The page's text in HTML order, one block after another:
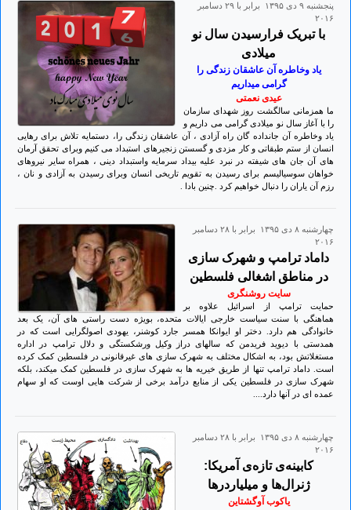
پنجشنبه ۹ دی ۱۳۹۵ برابر با ۲۹ دسامبر
۲۰۱۶
با تبریک فرارسیدن سال نو
میلادی
یاد وخاطره آن عاشقان زندگی را
گرامی میداریم
عیدی نعمتی
ما همزمانی سالگشت روز شهدای سازمان
را با آغاز سال نو میلادی گرامی می داریم و
یاد وخاطره آن جانداده گان راه آزادی ، آن عاشقان زندگی را، دستمایه تلاش برای رهایی
انسان از ستم طبقاتی و کار مزدی و گسستن زنجیرهای استبداد می کنیم وبرای تحقق آرمان
های آن جان های شیفته در نبرد علیه بیداد سرمایه واستبداد دینی ، همراه سایر نیروهای
خواهان سوسیالیسم برای رسیدن به تقویم تاریخی انسان وبرای رسیدن به آزادی و نان ،
رزم آن یاران را دنبال خواهیم کرد .چنین بادا .
چهارشنبه ۸ دی ۱۳۹۵ برابر با ۲۸ دسامبر
۲۰۱۶
داماد ترامپ و شهرک سازی
در مناطق اشغالی فلسطین
سایت روشنگری
حمایت ترامپ از اسرائیل علاوه بر
هماهنگی با سنت سیاست خارجی ایالات متحده، بویژه دست راستی های آن، یک بعد
خانوادگی هم دارد. دختر او ایوانکا همسر جارد کوشنر، یهودی اصولگرایی است که در
همدستی با دیوید فریدمن که سالهای دراز وکیل ورشکستگی و دلال ترامپ در اداره
مستغلاتش بود، به اشکال مختلف به شهرک سازی های غیرقانونی در فلسطین کمک کرده
است. داماد ترامپ تنها از طریق خیریه ها به شهرک سازی در فلسطین کمک میکند، بلکه
شهرک سازی در فلسطین یکی از منابع درآمد برخی از شرکت هایی اوست که او سهام
عمده ای در آنها دارد....
چهارشنبه ۸ دی ۱۳۹۵ برابر با ۲۸ دسامبر
۲۰۱۶
کابینه‌ی تازه‌ی آمریکا:
ژنرال‌ها و میلیاردرها
یاکوب آوگشتاین